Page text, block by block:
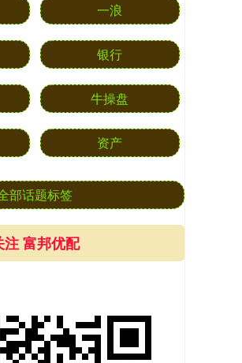
一浪
银行
牛操盘
资产
部话题标签
注 富邦优配